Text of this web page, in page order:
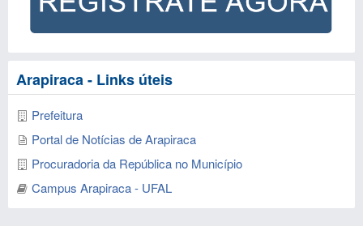
Arapiraca - Links úteis
Prefeitura
Portal de Notícias de Arapiraca
Procuradoria da República no Município
Campus Arapiraca - UFAL